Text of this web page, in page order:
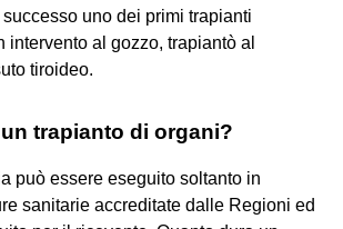
uno dei primi trapianti
intervento al gozzo, trapiantò al
tiroideo.
trapianto di organi?
può essere eseguito soltanto in
sanitarie accreditate dalle Regioni ed